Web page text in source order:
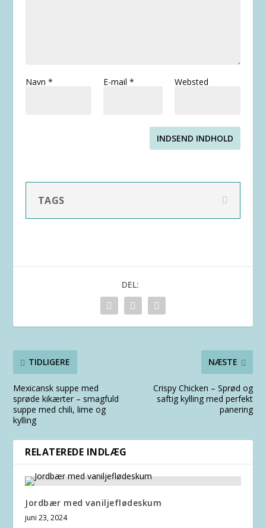
Navn * E-mail * Websted
INDSEND INDHOLD
TAGS
DEL:
TIDLIGERE
Mexicansk suppe med
sprøde kikærter – smagfuld
suppe med chili, lime og
kylling
NÆSTE
Crispy Chicken – Sprød og
saftig kylling med perfekt
panering
RELATEREDE INDLÆG
Jordbær med vaniljeflødeskum
juni 23, 2024